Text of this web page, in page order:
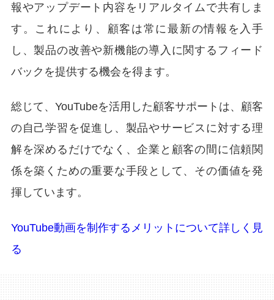
報やアップデート内容をリアルタイムで共有しま
す。これにより、顧客は常に最新の情報を入手
し、製品の改善や新機能の導入に関するフィード
バックを提供する機会を得ます。
総じて、YouTubeを活用した顧客サポートは、顧客
の自己学習を促進し、製品やサービスに対する理
解を深めるだけでなく、企業と顧客の間に信頼関
係を築くための重要な手段として、その価値を発
揮しています。
YouTube動画を制作するメリットについて詳しく見
る